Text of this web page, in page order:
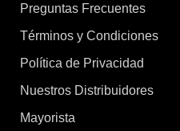
Preguntas Frecuentes
Términos y Condiciones
Política de Privacidad
Nuestros Distribuidores
Mayorista